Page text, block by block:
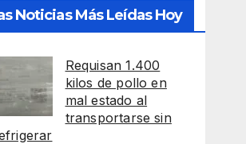
Noticias Más Leídas Hoy
Requisan 1.400
kilos de pollo en
mal estado al
transportarse sin